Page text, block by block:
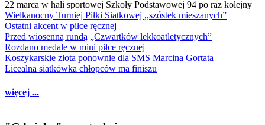
22 marca w hali sportowej Szkoły Podstawowej 94 po raz kolejny
Wielkanocny Turniej Piłki Siatkowej ,,szóstek mieszanych”
Ostatni akcent w piłce ręcznej
Przed wiosenną rundą „Czwartków lekkoatletycznych”
Rozdano medale w mini piłce ręcznej
Koszykarskie złota ponownie dla SMS Marcina Gortata
Licealna siatkówka chłopców ma finiszu
więcej ...